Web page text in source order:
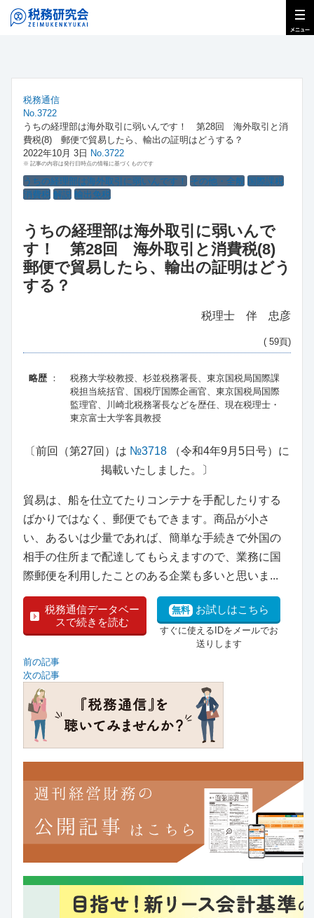
税務通信
No.3722
うちの経理部は海外取引に弱いんです！ 第28回 海外取引と消
費税(8) 郵便で貿易したら、輸出の証明はどうする？
2022年10月 3日 No.3722
※ 記事の内容は発行日時点の情報に基づくものです
うちの経理部は海外取引に弱いんです！ その他・全般 国際課税
消費税 解説 輸出免税
うちの経理部は海外取引に弱いんで
す！ 第28回 海外取引と消費税(8)
郵便で貿易したら、輸出の証明はどう
する？
税理士 伴 忠彦
( 59頁)
略歴 ：
税務大学校教授、杉並税務署長、東京国税局国際課
税担当統括官、国税庁国際企画官、東京国税局国際
監理官、川崎北税務署長などを歴任、現在税理士・
東京富士大学客員教授
〔前回（第27回）は №3718 （令和4年9月5日号）に
掲載いたしました。〕
貿易は、船を仕立てたりコンテナを手配したりする
ばかりではなく、郵便でもできます。商品が小さ
い、あるいは少量であれば、簡単な手続きで外国の
相手の住所まで配達してもらえますので、業務に国
際郵便を利用したことのある企業も多いと思いま...
税務通信データベー
スで続きを読む
無料 お試しはこちら
すぐに使えるIDをメールでお
送りします
前の記事
次の記事